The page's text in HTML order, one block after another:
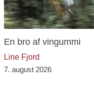
En bro af vingummi
Line Fjord
7. august 2026